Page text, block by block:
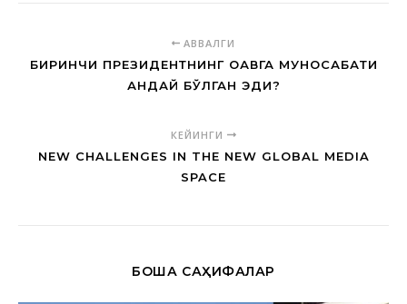
АВВАЛГИ
БИРИНЧИ ПРЕЗИДЕНТНИНГ ОАВГА МУНОСАБАТИ
ҚАНДАЙ БЎЛГАН ЭДИ?
КЕЙИНГИ
NEW CHALLENGES IN THE NEW GLOBAL MEDIA
SPACE
БОШҚА САҲИФАЛАР